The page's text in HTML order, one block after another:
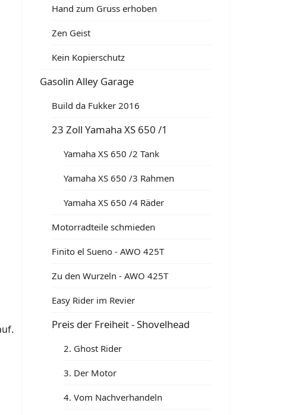
Hand zum Gruss erhoben
Zen Geist
Kein Kopierschutz
Gasolin Alley Garage
Build da Fukker 2016
23 Zoll Yamaha XS 650 /1
Yamaha XS 650 /2 Tank
Yamaha XS 650 /3 Rahmen
Yamaha XS 650 /4 Räder
Motorradteile schmieden
Finito el Sueno - AWO 425T
Zu den Wurzeln - AWO 425T
Easy Rider im Revier
Preis der Freiheit - Shovelhead
2. Ghost Rider
3. Der Motor
4. Vom Nachverhandeln